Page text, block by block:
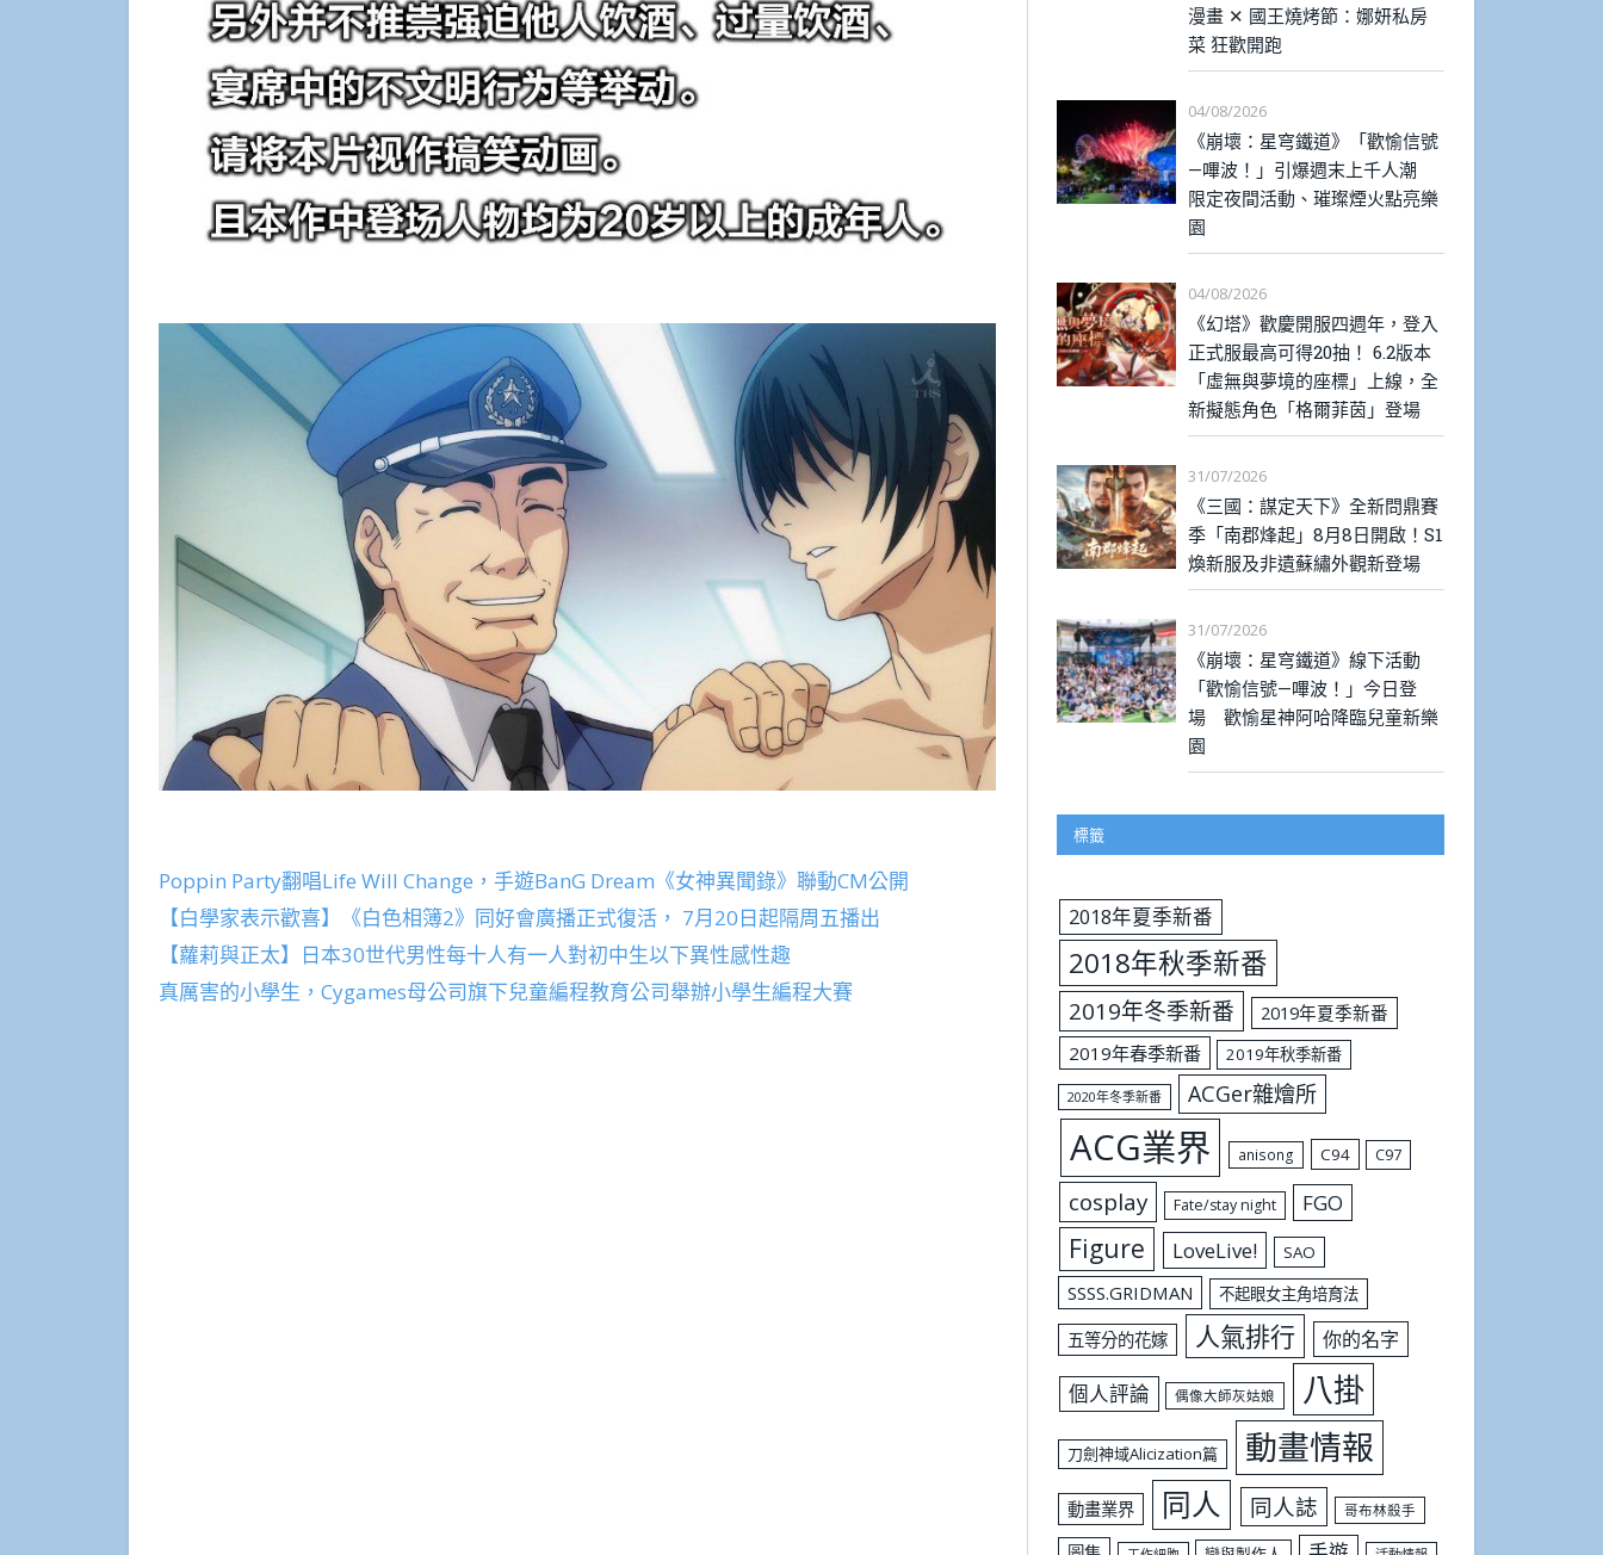
Poppin Party翻唱Life Will Change，手遊BanG Dream《女神異聞錄》聯動CM公開
【白學家表示歡喜】《白色相簿2》同好會廣播正式復活， 7月20日起隔周五播出
【蘿莉與正太】日本30世代男性每十人有一人對初中生以下異性感性趣
真厲害的小學生，Cygames母公司旗下兒童編程教育公司舉辦小學生編程大賽
漫畫 ✕ 國王燒烤節：娜妍私房
菜 狂歡開跑
04/08/2026
《崩壞：星穹鐵道》「歡愉信號
—嗶波！」引爆週末上千人潮
限定夜間活動、璀璨煙火點亮樂
園
04/08/2026
《幻塔》歡慶開服四週年，登入
正式服最高可得20抽！ 6.2版本
「虛無與夢境的座標」上線，全
新擬態角色「格爾菲茵」登場
31/07/2026
《三國：謀定天下》全新問鼎賽
季「南郡烽起」8月8日開啟！S1
煥新服及非遺蘇繡外觀新登場
31/07/2026
《崩壞：星穹鐵道》線下活動
「歡愉信號—嗶波！」今日登
場 歡愉星神阿哈降臨兒童新樂
園
標籤
2018年夏季新番
2018年秋季新番
2019年冬季新番
2019年夏季新番
2019年春季新番
2019年秋季新番
2020年冬季新番 ACGer雜燴所
ACG業界 anisong C94 C97
cosplay Fate/stay night FGO
Figure LoveLive! SAO
SSSS.GRIDMAN 不起眼女主角培育法
五等分的花嫁 人氣排行 你的名字
個人評論 偶像大師灰姑娘 八掛
刀劍神域Alicization篇 動畫情報
動畫業界 同人 同人誌 哥布林殺手